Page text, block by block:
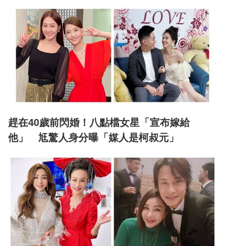
趕在40歲前閃婚！八點檔女星「宣布嫁給
他」 尪驚人身分曝「媒人是柯叔元」